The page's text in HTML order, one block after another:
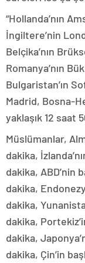
“Hollanda’nın
İngiltere’nin
Belçika’nın
Romanya’nın
Bulgaristan’ın
Madrid, Bosna-
yaklaşık 12 saat
Müslümanlar,
dakika,
dakika, ABD’nin
dakika,
dakika,
dakika,
dakika,
dakika, Çin’in